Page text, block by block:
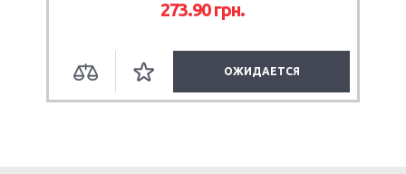
273.90грн.
ОЖИДАЕТСЯ